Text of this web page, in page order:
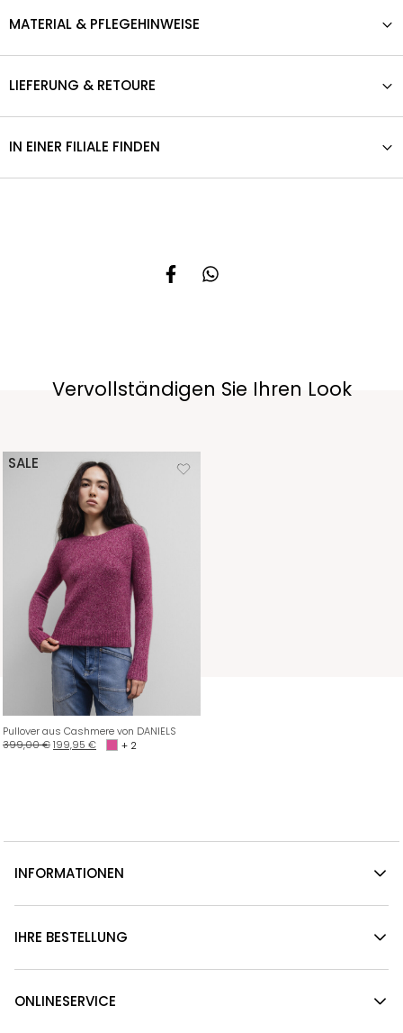
MATERIAL & PFLEGEHINWEISE
LIEFERUNG & RETOURE
IN EINER FILIALE FINDEN
Vervollständigen Sie Ihren Look
SALE
Pullover aus Cashmere von DANIELS
399,00€199,95 € + 2
INFORMATIONEN
IHRE BESTELLUNG
ONLINESERVICE